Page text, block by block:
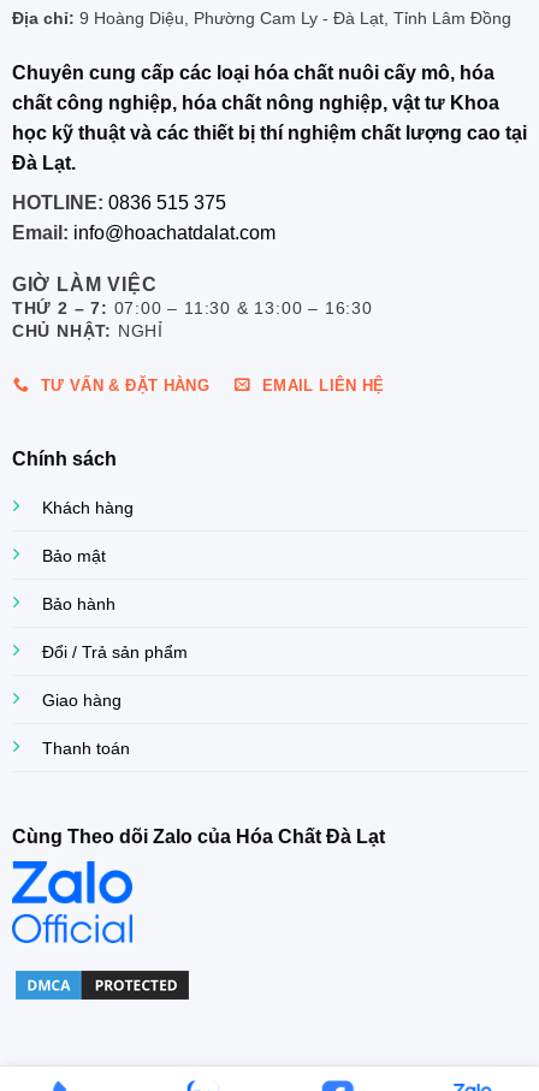
Địa chỉ: 9 Hoàng Diệu, Phường Cam Ly - Đà Lạt, Tỉnh Lâm Đồng
Chuyên cung cấp các loại hóa chất nuôi cấy mô, hóa
chất công nghiệp, hóa chất nông nghiệp, vật tư Khoa
học kỹ thuật và các thiết bị thí nghiệm chất lượng cao tại
Đà Lạt.
HOTLINE: 0836 515 375
Email: info@hoachatdalat.com
GIỜ LÀM VIỆC
THỨ 2 – 7: 07:00 – 11:30 & 13:00 – 16:30
CHỦ NHẬT: NGHỈ
TƯ VẤN & ĐẶT HÀNG EMAIL LIÊN HỆ
Chính sách
Khách hàng
Bảo mật
Bảo hành
Đổi / Trả sản phẩm
Giao hàng
Thanh toán
Cùng Theo dõi Zalo của Hóa Chất Đà Lạt